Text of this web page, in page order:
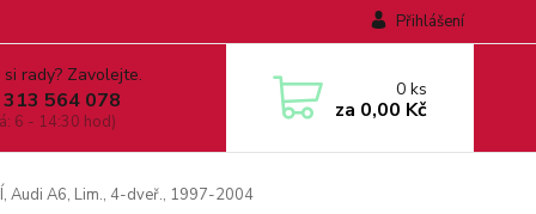
Přihlášení
rady? Zavolejte.
564 078
6 - 14:30 hod)
0ks
za 0,00 Kč
Audi A6, Lim., 4-dveř., 1997-2004